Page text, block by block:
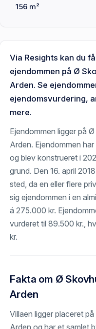
156 m²
Via Resights kan du
ejendommen på Ø
Arden. Se
ejendomsvurdering,
mere.
Ejendommen ligger på
Arden. Ejendommen
og blev konstrueret i
grund. Den 16. april
sted, da en eller flere
sig ejendommen i en
á 275.000 kr.
vurderet til 89.500 kr.,
kr.
Fakta om Ø
Arden
Villaen ligger placeret
Arden og har et samlet